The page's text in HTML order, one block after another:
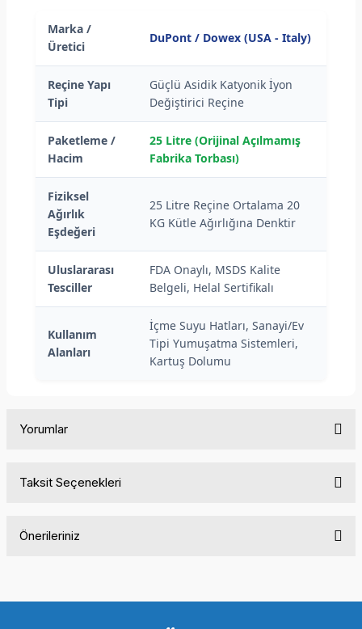
Marka /
Üretici
DuPont / Dowex (USA - Italy)
Reçine Yapı
Tipi
Güçlü Asidik Katyonik İyon
Değiştirici Reçine
Paketleme /
Hacim
25 Litre (Orijinal Açılmamış
Fabrika Torbası)
Fiziksel
Ağırlık
Eşdeğeri
25 Litre Reçine Ortalama 20
KG Kütle Ağırlığına Denktir
Uluslararası
Tesciller
FDA Onaylı, MSDS Kalite
Belgeli, Helal Sertifikalı
Kullanım
Alanları
İçme Suyu Hatları, Sanayi/Ev
Tipi Yumuşatma Sistemleri,
Kartuş Dolumu
Yorumlar
Taksit Seçenekleri
Önerileriniz